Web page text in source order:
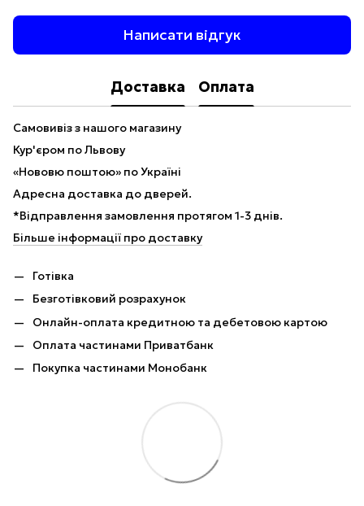
Написати відгук
Доставка Оплата
Самовивіз з нашого магазину
Кур'єром по Львову
«Нововю поштою» по Україні
Адресна доставка до дверей.
*Відправлення замовлення протягом 1-3 днів.
Більше інформації про доставку
Готівка
Безготівковий розрахунок
Онлайн-оплата кредитною та дебетовою картою
Оплата частинами Приватбанк
Покупка частинами Монобанк